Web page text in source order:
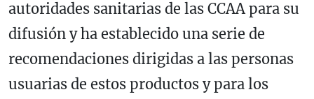
autoridades sanitarias de las CCAA para su
difusión y ha establecido una serie de
recomendaciones dirigidas a las personas
usuarias de estos productos y para los